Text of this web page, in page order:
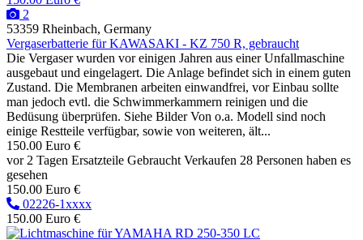
2
53359 Rheinbach, Germany
Vergaserbatterie für KAWASAKI - KZ 750 R, gebraucht
Die Vergaser wurden vor einigen Jahren aus einer Unfallmaschine
ausgebaut und eingelagert. Die Anlage befindet sich in einem guten
Zustand. Die Membranen arbeiten einwandfrei, vor Einbau sollte
man jedoch evtl. die Schwimmerkammern reinigen und die
Bedüsung überprüfen. Siehe Bilder Von o.a. Modell sind noch
einige Restteile verfügbar, sowie von weiteren, ält...
150.00 Euro €
vor 2 Tagen Ersatzteile Gebraucht Verkaufen 28 Personen haben es
gesehen
150.00 Euro €
02226-1xxxx
150.00 Euro €